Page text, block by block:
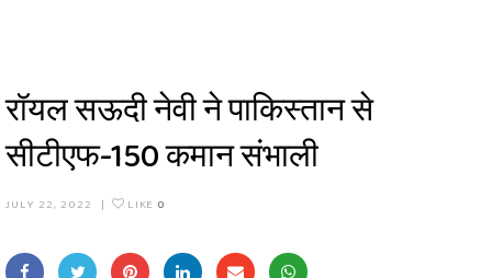
रॉयल सऊदी नेवी ने पाकिस्तान से
सीटीएफ-150 कमान संभाली
JULY 22, 2022 | LIKE 0